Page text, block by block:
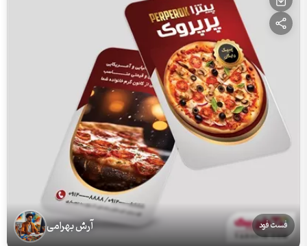
فست فود آرش بهرامی